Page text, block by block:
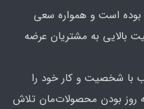
بوده است و همواره سعی
بالایی به مشتریان عرضه
با شخصیت و کار خود را
روز بودن محصولات‌مان تلاش